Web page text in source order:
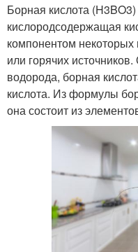
Борная кислота
кислородсодержащая
компонентом
или горячих
водорода, борная
кислота. Из формулы
она состоит из